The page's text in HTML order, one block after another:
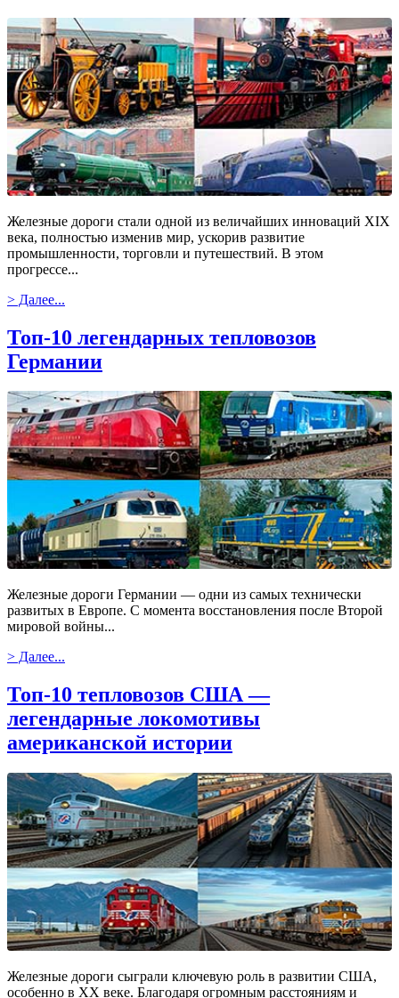
Железные дороги стали одной из величайших инноваций XIX
века, полностью изменив мир, ускорив развитие
промышленности, торговли и путешествий. В этом
прогрессе...
> Далее...
Топ-10 легендарных тепловозов
Германии
Железные дороги Германии — одни из самых технически
развитых в Европе. С момента восстановления после Второй
мировой войны...
> Далее...
Топ-10 тепловозов США —
легендарные локомотивы
американской истории
Железные дороги сыграли ключевую роль в развитии США,
особенно в XX веке. Благодаря огромным расстояниям и